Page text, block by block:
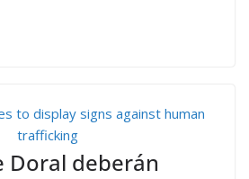
Doral deberán